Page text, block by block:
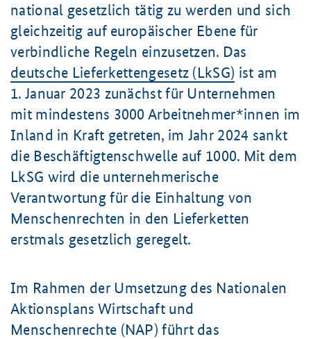
national gesetzlich tätig zu werden und sich
gleichzeitig auf europäischer Ebene für
verbindliche Regeln einzusetzen. Das
deutsche Lieferkettengesetz (LkSG) ist am
1. Januar 2023 zunächst für Unternehmen
mit mindestens 3000 Arbeitnehmer*innen im
Inland in Kraft getreten, im Jahr 2024 sankt
die Beschäftigtenschwelle auf 1000. Mit dem
LkSG wird die unternehmerische
Verantwortung für die Einhaltung von
Menschenrechten in den Lieferketten
erstmals gesetzlich geregelt.
Im Rahmen der Umsetzung des Nationalen
Aktionsplans Wirtschaft und
Menschenrechte (NAP) führt das